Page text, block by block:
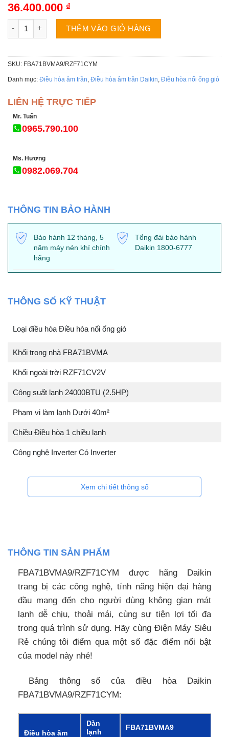
36.400.000 ₫
Điều hòa Daikin FBA71BVMA9/RZF71CYM 24000BTU 1 chiều
THÊM VÀO GIỎ HÀNG
SKU: FBA71BVMA9/RZF71CYM
Danh mục: Điều hòa âm trần Điều hòa âm trần Daikin Điều hòa nối ống gió
LIÊN HỆ TRỰC TIẾP
Mr. Tuấn
0965.790.100
Ms. Hương
0982.069.704
THÔNG TIN BẢO HÀNH
Bảo hành 12 tháng, 5
năm máy nén khí chính
hãng
Tổng đài bảo hành
Daikin 1800-6777
THÔNG SỐ KỸ THUẬT
Loại điều hòa Điều hòa nối ống gió
Khối trong nhà FBA71BVMA
Khối ngoài trời RZF71CV2V
Công suất lạnh 24000BTU (2.5HP)
Phạm vi làm lạnh Dưới 40m²
Chiều Điều hòa 1 chiều lạnh
Công nghệ Inverter Có Inverter
Xem chi tiết thông số
THÔNG TIN SẢN PHẨM
FBA71BVMA9/RZF71CYM được hãng Daikin
trang bị các công nghệ, tính năng hiện đại hàng
đầu mang đến cho người dùng không gian mát
lạnh dễ chịu, thoải mái, cùng sự tiện lợi tối đa
trong quá trình sử dụng. Hãy cùng Điện Máy Siêu
Rẻ chúng tôi điểm qua một số đặc điểm nổi bật
của model này nhé!
Bảng thông số của điều hòa Daikin
FBA71BVMA9/RZF71CYM:
Điều hòa âm
Dàn
lạnh
FBA71BVMA9